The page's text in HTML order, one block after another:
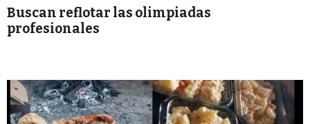
Buscan reflotar las olimpiadas
profesionales